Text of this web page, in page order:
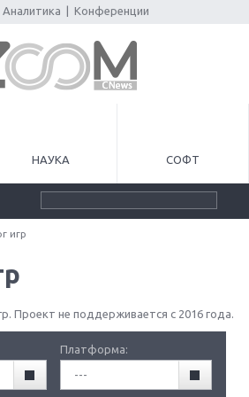
Аналитика Конференции
НАУКА СОФТ
игр
Проект не поддерживается с 2016 года.
Платформа:
---